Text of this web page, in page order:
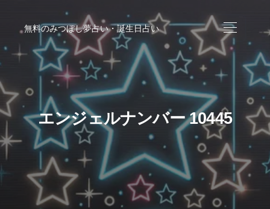
無料のみつぼし夢占い・誕生日占い
エンジェルナンバー 10445